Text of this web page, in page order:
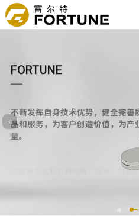
首
们
资
品
核
FORTUNE
品和服务，为客户创造价值，为产
量。
可按要求定制各种规格、形状、性能